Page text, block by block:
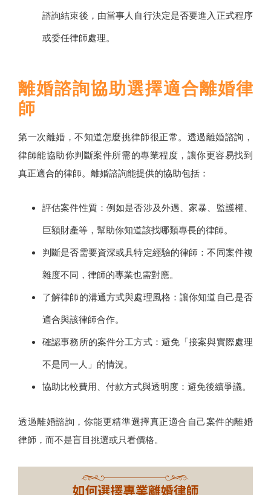
諮詢結束後，由當事人自行決定是否要進入正式程序
或委任律師處理。
離婚諮詢協助選擇適合離婚律
師
第一次離婚，不知道怎麼挑律師很正常。透過離婚諮詢，
律師能協助你判斷案件所需的專業程度，讓你更容易找到
真正適合的律師。離婚諮詢能提供的協助包括：
評估案件性質：例如是否涉及外遇、家暴、監護權、
巨額財產等，幫助你知道該找哪類專長的律師。
判斷是否需要資深或具特定經驗的律師：不同案件複
雜度不同，律師的專業也需對應。
了解律師的溝通方式與處理風格：讓你知道自己是否
適合與該律師合作。
確認事務所的案件分工方式：避免「接案與實際處理
不是同一人」的情況。
協助比較費用、付款方式與透明度：避免後續爭議。
透過離婚諮詢，你能更精準選擇真正適合自己案件的離婚
律師，而不是盲目挑選或只看價格。